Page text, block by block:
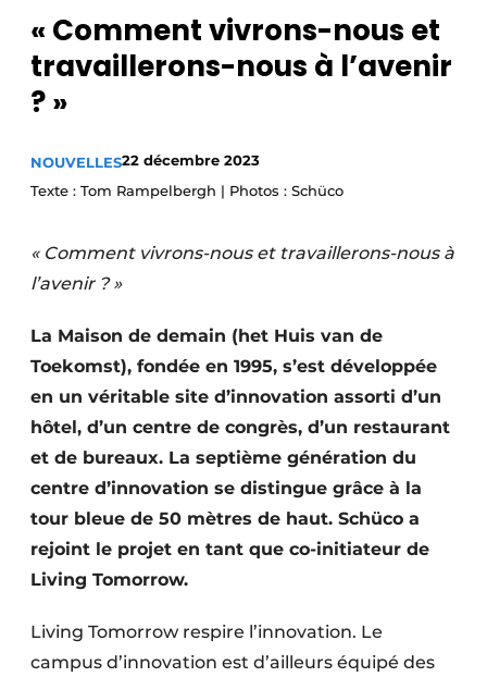
Privacy / Cookie statement
S’inscrire à l’événement
Video’s
« Comment vivrons-nous et
travaillerons-nous à l’avenir
? »
NOUVELLES22 décembre 2023
Texte : Tom Rampelbergh | Photos : Schüco
« Comment vivrons-nous et travaillerons-nous à
l’avenir ? »
La Maison de demain (het Huis van de
Toekomst), fondée en 1995, s’est développée
en un véritable site d’innovation assorti d’un
hôtel, d’un centre de congrès, d’un restaurant
et de bureaux. La septième génération du
centre d’innovation se distingue grâce à la
tour bleue de 50 mètres de haut. Schüco a
rejoint le projet en tant que co-initiateur de
Living Tomorrow.
Living Tomorrow respire l’innovation. Le
campus d’innovation est d’ailleurs équipé des